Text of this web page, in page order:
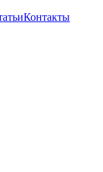
Контакты